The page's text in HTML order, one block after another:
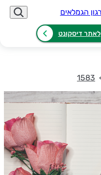
לאתר דיסקונט
1583